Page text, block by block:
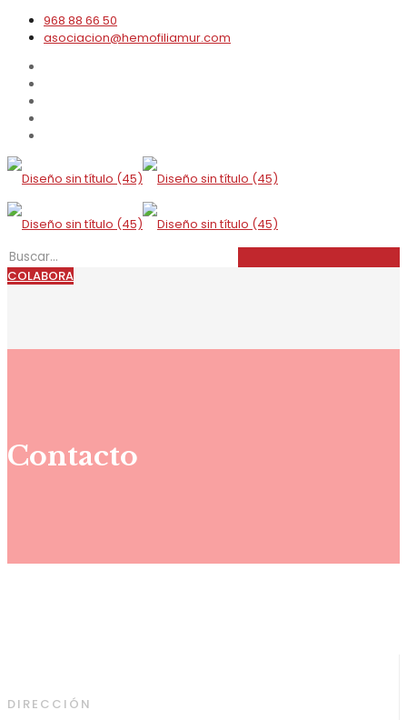
968 88 66 50
asociacion@hemofiliamur.com
COLABORA
Contacto
DIRECCIÓN